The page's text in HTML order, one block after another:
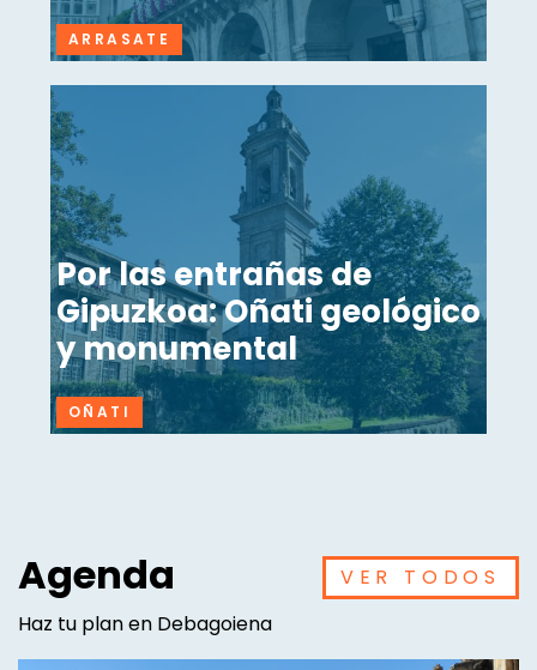
ARRASATE
Por las entrañas de
Gipuzkoa: Oñati geológico
y monumental
OÑATI
Agenda
Haz tu plan en Debagoiena
VER TODOS